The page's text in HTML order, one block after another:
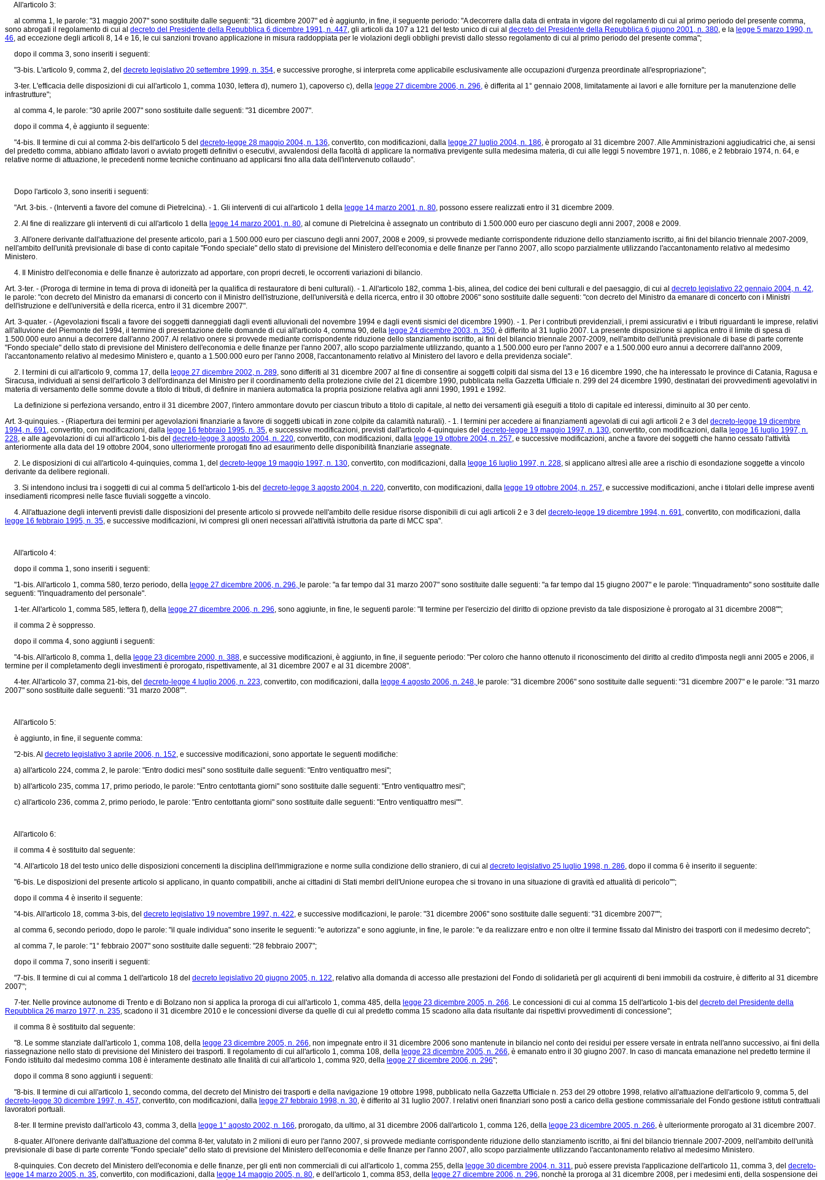
All'articolo 3:
al comma 1, le parole: "31 maggio 2007" sono sostituite dalle seguenti: "31 dicembre 2007" ed è aggiunto, in fine, il seguente periodo: "A decorrere dalla data di entrata in vigore del regolamento di cui al primo periodo del presente comma,
sono abrogati il regolamento di cui al decreto del Presidente della Repubblica 6 dicembre 1991, n. 447, gli articoli da 107 a 121 del testo unico di cui al decreto del Presidente della Repubblica 6 giugno 2001, n. 380, e la legge 5 marzo 1990, n.
46, ad eccezione degli articoli 8, 14 e 16, le cui sanzioni trovano applicazione in misura raddoppiata per le violazioni degli obblighi previsti dallo stesso regolamento di cui al primo periodo del presente comma";
dopo il comma 3, sono inseriti i seguenti:
"3-bis. L'articolo 9, comma 2, del decreto legislativo 20 settembre 1999, n. 354, e successive proroghe, si interpreta come applicabile esclusivamente alle occupazioni d'urgenza preordinate all'espropriazione";
3-ter. L'efficacia delle disposizioni di cui all'articolo 1, comma 1030, lettera d), numero 1), capoverso c), della legge 27 dicembre 2006, n. 296, è differita al 1° gennaio 2008, limitatamente ai lavori e alle forniture per la manutenzione delle
infrastrutture";
al comma 4, le parole: "30 aprile 2007" sono sostituite dalle seguenti: "31 dicembre 2007".
dopo il comma 4, è aggiunto il seguente:
"4-bis. Il termine di cui al comma 2-bis dell'articolo 5 del decreto-legge 28 maggio 2004, n. 136, convertito, con modificazioni, dalla legge 27 luglio 2004, n. 186, è prorogato al 31 dicembre 2007. Alle Amministrazioni aggiudicatrici che, ai sensi
del predetto comma, abbiano affidato lavori o avviato progetti definitivi o esecutivi, avvalendosi della facoltà di applicare la normativa previgente sulla medesima materia, di cui alle leggi 5 novembre 1971, n. 1086, e 2 febbraio 1974, n. 64, e
relative norme di attuazione, le precedenti norme tecniche continuano ad applicarsi fino alla data dell'intervenuto collaudo".
Dopo l'articolo 3, sono inseriti i seguenti:
"Art. 3-bis. - (Interventi a favore del comune di Pietrelcina). - 1. Gli interventi di cui all'articolo 1 della legge 14 marzo 2001, n. 80, possono essere realizzati entro il 31 dicembre 2009.
2. Al fine di realizzare gli interventi di cui all'articolo 1 della legge 14 marzo 2001, n. 80, al comune di Pietrelcina è assegnato un contributo di 1.500.000 euro per ciascuno degli anni 2007, 2008 e 2009.
3. All'onere derivante dall'attuazione del presente articolo, pari a 1.500.000 euro per ciascuno degli anni 2007, 2008 e 2009, si provvede mediante corrispondente riduzione dello stanziamento iscritto, ai fini del bilancio triennale 2007-2009,
nell'ambito dell'unità previsionale di base di conto capitale "Fondo speciale" dello stato di previsione del Ministero dell'economia e delle finanze per l'anno 2007, allo scopo parzialmente utilizzando l'accantonamento relativo al medesimo
Ministero.
4. Il Ministro dell'economia e delle finanze è autorizzato ad apportare, con propri decreti, le occorrenti variazioni di bilancio.
Art. 3-ter. - (Proroga di termine in tema di prova di idoneità per la qualifica di restauratore di beni culturali). - 1. All'articolo 182, comma 1-bis, alinea, del codice dei beni culturali e del paesaggio, di cui al decreto legislativo 22 gennaio 2004, n. 42,
le parole: "con decreto del Ministro da emanarsi di concerto con il Ministro dell'istruzione, dell'università e della ricerca, entro il 30 ottobre 2006" sono sostituite dalle seguenti: "con decreto del Ministro da emanare di concerto con i Ministri
dell'istruzione e dell'università e della ricerca, entro il 31 dicembre 2007".
Art. 3-quater. - (Agevolazioni fiscali a favore dei soggetti danneggiati dagli eventi alluvionali del novembre 1994 e dagli eventi sismici del dicembre 1990). - 1. Per i contributi previdenziali, i premi assicurativi e i tributi riguardanti le imprese, relativi
all'alluvione del Piemonte del 1994, il termine di presentazione delle domande di cui all'articolo 4, comma 90, della legge 24 dicembre 2003, n. 350, è differito al 31 luglio 2007. La presente disposizione si applica entro il limite di spesa di
1.500.000 euro annui a decorrere dall'anno 2007. Al relativo onere si provvede mediante corrispondente riduzione dello stanziamento iscritto, ai fini del bilancio triennale 2007-2009, nell'ambito dell'unità previsionale di base di parte corrente
"Fondo speciale" dello stato di previsione del Ministero dell'economia e delle finanze per l'anno 2007, allo scopo parzialmente utilizzando, quanto a 1.500.000 euro per l'anno 2007 e a 1.500.000 euro annui a decorrere dall'anno 2009,
l'accantonamento relativo al medesimo Ministero e, quanto a 1.500.000 euro per l'anno 2008, l'accantonamento relativo al Ministero del lavoro e della previdenza sociale".
2. I termini di cui all'articolo 9, comma 17, della legge 27 dicembre 2002, n. 289, sono differiti al 31 dicembre 2007 al fine di consentire ai soggetti colpiti dal sisma del 13 e 16 dicembre 1990, che ha interessato le province di Catania, Ragusa e
Siracusa, individuati ai sensi dell'articolo 3 dell'ordinanza del Ministro per il coordinamento della protezione civile del 21 dicembre 1990, pubblicata nella Gazzetta Ufficiale n. 299 del 24 dicembre 1990, destinatari dei provvedimenti agevolativi in
materia di versamento delle somme dovute a titolo di tributi, di definire in maniera automatica la propria posizione relativa agli anni 1990, 1991 e 1992.
La definizione si perfeziona versando, entro il 31 dicembre 2007, l'intero ammontare dovuto per ciascun tributo a titolo di capitale, al netto dei versamenti già eseguiti a titolo di capitale ed interessi, diminuito al 30 per cento.
Art. 3-quinquies. - (Riapertura dei termini per agevolazioni finanziarie a favore di soggetti ubicati in zone colpite da calamità naturali). - 1. I termini per accedere ai finanziamenti agevolati di cui agli articoli 2 e 3 del decreto-legge 19 dicembre
1994, n. 691, convertito, con modificazioni, dalla legge 16 febbraio 1995, n. 35, e successive modificazioni, previsti dall'articolo 4-quinquies del decreto-legge 19 maggio 1997, n. 130, convertito, con modificazioni, dalla legge 16 luglio 1997, n.
228, e alle agevolazioni di cui all'articolo 1-bis del decreto-legge 3 agosto 2004, n. 220, convertito, con modificazioni, dalla legge 19 ottobre 2004, n. 257, e successive modificazioni, anche a favore dei soggetti che hanno cessato l'attività
anteriormente alla data del 19 ottobre 2004, sono ulteriormente prorogati fino ad esaurimento delle disponibilità finanziarie assegnate.
2. Le disposizioni di cui all'articolo 4-quinquies, comma 1, del decreto-legge 19 maggio 1997, n. 130, convertito, con modificazioni, dalla legge 16 luglio 1997, n. 228, si applicano altresì alle aree a rischio di esondazione soggette a vincolo
derivante da delibere regionali.
3. Si intendono inclusi tra i soggetti di cui al comma 5 dell'articolo 1-bis del decreto-legge 3 agosto 2004, n. 220, convertito, con modificazioni, dalla legge 19 ottobre 2004, n. 257, e successive modificazioni, anche i titolari delle imprese aventi
insediamenti ricompresi nelle fasce fluviali soggette a vincolo.
4. All'attuazione degli interventi previsti dalle disposizioni del presente articolo si provvede nell'ambito delle residue risorse disponibili di cui agli articoli 2 e 3 del decreto-legge 19 dicembre 1994, n. 691, convertito, con modificazioni, dalla
legge 16 febbraio 1995, n. 35, e successive modificazioni, ivi compresi gli oneri necessari all'attività istruttoria da parte di MCC spa".
All'articolo 4:
dopo il comma 1, sono inseriti i seguenti:
"1-bis. All'articolo 1, comma 580, terzo periodo, della legge 27 dicembre 2006, n. 296, le parole: "a far tempo dal 31 marzo 2007" sono sostituite dalle seguenti: "a far tempo dal 15 giugno 2007" e le parole: "l'inquadramento" sono sostituite dalle
seguenti: "l'inquadramento del personale".
1-ter. All'articolo 1, comma 585, lettera f), della legge 27 dicembre 2006, n. 296, sono aggiunte, in fine, le seguenti parole: "Il termine per l'esercizio del diritto di opzione previsto da tale disposizione è prorogato al 31 dicembre 2008"";
il comma 2 è soppresso.
dopo il comma 4, sono aggiunti i seguenti:
"4-bis. All'articolo 8, comma 1, della legge 23 dicembre 2000, n. 388, e successive modificazioni, è aggiunto, in fine, il seguente periodo: "Per coloro che hanno ottenuto il riconoscimento del diritto al credito d'imposta negli anni 2005 e 2006, il
termine per il completamento degli investimenti è prorogato, rispettivamente, al 31 dicembre 2007 e al 31 dicembre 2008".
4-ter. All'articolo 37, comma 21-bis, del decreto-legge 4 luglio 2006, n. 223, convertito, con modificazioni, dalla legge 4 agosto 2006, n. 248, le parole: "31 dicembre 2006" sono sostituite dalle seguenti: "31 dicembre 2007" e le parole: "31 marzo
2007" sono sostituite dalle seguenti: "31 marzo 2008"".
All'articolo 5:
è aggiunto, in fine, il seguente comma:
"2-bis. Al decreto legislativo 3 aprile 2006, n. 152, e successive modificazioni, sono apportate le seguenti modifiche:
a) all'articolo 224, comma 2, le parole: "Entro dodici mesi" sono sostituite dalle seguenti: "Entro ventiquattro mesi";
b) all'articolo 235, comma 17, primo periodo, le parole: "Entro centottanta giorni" sono sostituite dalle seguenti: "Entro ventiquattro mesi";
c) all'articolo 236, comma 2, primo periodo, le parole: "Entro centottanta giorni" sono sostituite dalle seguenti: "Entro ventiquattro mesi"".
All'articolo 6:
il comma 4 è sostituito dal seguente:
"4. All'articolo 18 del testo unico delle disposizioni concernenti la disciplina dell'immigrazione e norme sulla condizione dello straniero, di cui al decreto legislativo 25 luglio 1998, n. 286, dopo il comma 6 è inserito il seguente:
"6-bis. Le disposizioni del presente articolo si applicano, in quanto compatibili, anche ai cittadini di Stati membri dell'Unione europea che si trovano in una situazione di gravità ed attualità di pericolo"";
dopo il comma 4 è inserito il seguente:
"4-bis. All'articolo 18, comma 3-bis, del decreto legislativo 19 novembre 1997, n. 422, e successive modificazioni, le parole: "31 dicembre 2006" sono sostituite dalle seguenti: "31 dicembre 2007"";
al comma 6, secondo periodo, dopo le parole: "il quale individua" sono inserite le seguenti: "e autorizza" e sono aggiunte, in fine, le parole: "e da realizzare entro e non oltre il termine fissato dal Ministro dei trasporti con il medesimo decreto";
al comma 7, le parole: "1° febbraio 2007" sono sostituite dalle seguenti: "28 febbraio 2007";
dopo il comma 7, sono inseriti i seguenti:
"7-bis. Il termine di cui al comma 1 dell'articolo 18 del decreto legislativo 20 giugno 2005, n. 122, relativo alla domanda di accesso alle prestazioni del Fondo di solidarietà per gli acquirenti di beni immobili da costruire, è differito al 31 dicembre
2007";
7-ter. Nelle province autonome di Trento e di Bolzano non si applica la proroga di cui all'articolo 1, comma 485, della legge 23 dicembre 2005, n. 266. Le concessioni di cui al comma 15 dell'articolo 1-bis del decreto del Presidente della
Repubblica 26 marzo 1977, n. 235, scadono il 31 dicembre 2010 e le concessioni diverse da quelle di cui al predetto comma 15 scadono alla data risultante dai rispettivi provvedimenti di concessione";
il comma 8 è sostituito dal seguente:
"8. Le somme stanziate dall'articolo 1, comma 108, della legge 23 dicembre 2005, n. 266, non impegnate entro il 31 dicembre 2006 sono mantenute in bilancio nel conto dei residui per essere versate in entrata nell'anno successivo, ai fini della
riassegnazione nello stato di previsione del Ministero dei trasporti. Il regolamento di cui all'articolo 1, comma 108, della legge 23 dicembre 2005, n. 266, è emanato entro il 30 giugno 2007. In caso di mancata emanazione nel predetto termine il
Fondo istituito dal medesimo comma 108 è interamente destinato alle finalità di cui all'articolo 1, comma 920, della legge 27 dicembre 2006, n. 296";
dopo il comma 8 sono aggiunti i seguenti:
"8-bis. Il termine di cui all'articolo 1, secondo comma, del decreto del Ministro dei trasporti e della navigazione 19 ottobre 1998, pubblicato nella Gazzetta Ufficiale n. 253 del 29 ottobre 1998, relativo all'attuazione dell'articolo 9, comma 5, del
decreto-legge 30 dicembre 1997, n. 457, convertito, con modificazioni, dalla legge 27 febbraio 1998, n. 30, è differito al 31 luglio 2007. I relativi oneri finanziari sono posti a carico della gestione commissariale del Fondo gestione istituti contrattuali
lavoratori portuali.
8-ter. Il termine previsto dall'articolo 43, comma 3, della legge 1° agosto 2002, n. 166, prorogato, da ultimo, al 31 dicembre 2006 dall'articolo 1, comma 126, della legge 23 dicembre 2005, n. 266, è ulteriormente prorogato al 31 dicembre 2007.
8-quater. All'onere derivante dall'attuazione del comma 8-ter, valutato in 2 milioni di euro per l'anno 2007, si provvede mediante corrispondente riduzione dello stanziamento iscritto, ai fini del bilancio triennale 2007-2009, nell'ambito dell'unità
previsionale di base di parte corrente "Fondo speciale" dello stato di previsione del Ministero dell'economia e delle finanze per l'anno 2007, allo scopo parzialmente utilizzando l'accantonamento relativo al medesimo Ministero.
8-quinquies. Con decreto del Ministero dell'economia e delle finanze, per gli enti non commerciali di cui all'articolo 1, comma 255, della legge 30 dicembre 2004, n. 311, può essere prevista l'applicazione dell'articolo 11, comma 3, del decreto-
legge 14 marzo 2005, n. 35, convertito, con modificazioni, dalla legge 14 maggio 2005, n. 80, e dell'articolo 1, comma 853, della legge 27 dicembre 2006, n. 296, nonchè la proroga al 31 dicembre 2008, per i medesimi enti, della sospensione dei